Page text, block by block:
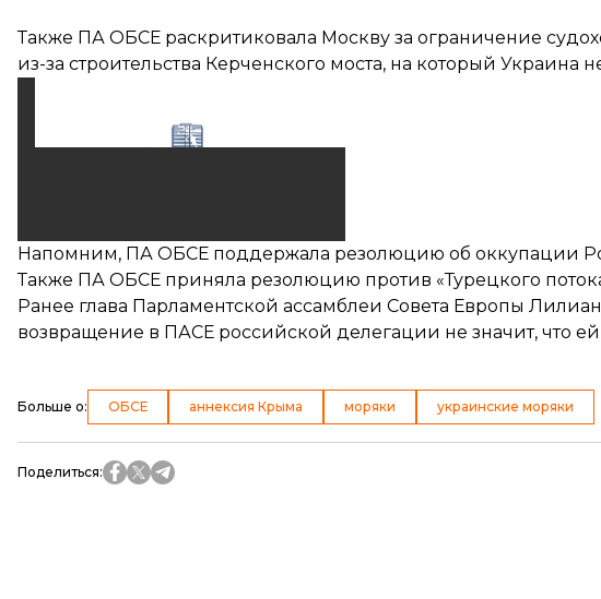
Также ПА ОБСЕ раскритиковала Москву за ограничение
из-за строительства Керченского моста, на который Украина
Напомним, ПА ОБСЕ поддержала резолюцию об оккупации
Также ПА ОБСЕ приняла резолюцию против «Турецкого
Ранее глава Парламентской ассамблеи Совета Европы
возвращение в ПАСЕ российской делегации не значит, что
Больше о: ОБСЕ аннексия Крыма моряки украинские моряки
Поделиться: